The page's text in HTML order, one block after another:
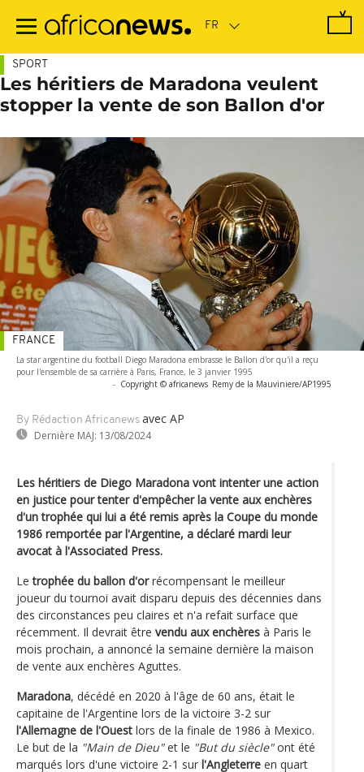
contenu
SPORT
Les héritiers de Maradona veulent
stopper la vente de son Ballon d'or
La star argentine du football Diego Maradona embrasse le Ballon d'or qu'il a reçu
pour l'ensemble de sa carrière à Paris, France, le 3 janvier 1995
- Copyright © africanews Remy de la Mauviniere/AP1995
By Rédaction Africanews avec AP
Dernière MAJ: 13/08/2024
FRANCE
Les héritiers de Diego Maradona vont intenter une action
en justice pour tenter d'empêcher la vente aux enchères
d'un trophée qui lui a été remis après la Coupe du monde
1986 remportée par l'Argentine, a déclaré mardi leur
avocat à l'Associated Press.
Letrophée du ballon d'orrécompensant le meilleur
joueur du tournoi avait disparu depuis des décennies dans
des circonstances peu claires et n'a refait surface que
récemment. Il devrait être vendu aux enchères à Paris le
mois prochain, a annoncé la semaine dernière la maison
de vente aux enchères Aguttes.
Maradona, décédé en 2020 à l'âge de 60 ans, était le
capitaine de l'Argentine lors de la victoire 3-2 sur
l'Allemagne de l'Ouest lors de la finale de 1986 à Mexico.
Le but de la "Main de Dieu"et le "But du siècle"ont été
marqués lors d'une victoire 2-1 sur l'Angleterre en quart